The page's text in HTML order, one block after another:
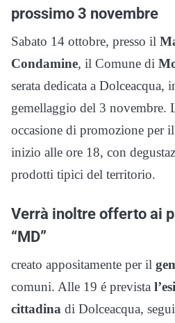
prossimo 3 novembre
Sabato 14 ottobre, presso il
Condamine, il Comune di
serata dedicata a Dolceacqua,
gemellaggio del 3 novembre.
occasione di promozione per
inizio alle ore 18, con
prodotti tipici del territorio.
Verrà inoltre offerto ai
“MD”
creato appositamente per il
comuni. Alle 19 é prevista
cittadina di Dolceacqua,